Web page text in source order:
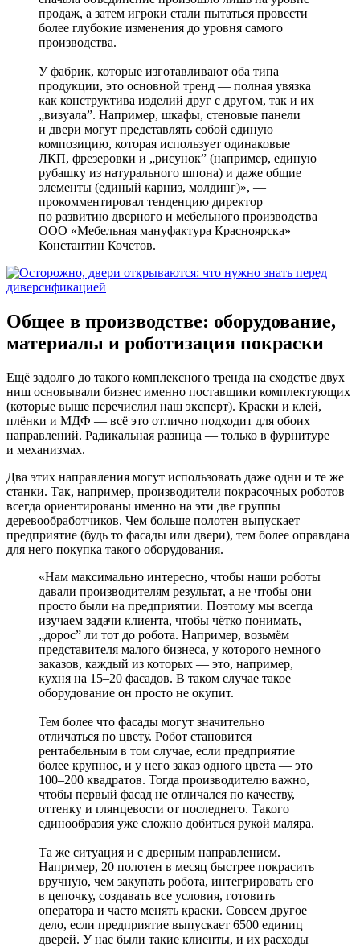
продаж, а затем игроки стали пытаться провести
более глубокие изменения до уровня самого
производства.
У фабрик, которые изготавливают оба типа
продукции, это основной тренд — полная увязка
как конструктива изделий друг с другом, так и их
„визуала”. Например, шкафы, стеновые панели
и двери могут представлять собой единую
композицию, которая использует одинаковые
ЛКП, фрезеровки и „рисунок” (например, единую
рубашку из натурального шпона) и даже общие
элементы (единый карниз, молдинг)», —
прокомментировал тенденцию директор
по развитию дверного и мебельного производства
ООО «Мебельная мануфактура Красноярска»
Константин Кочетов.
Общее в производстве: оборудование,
материалы и роботизация покраски
Ещё задолго до такого комплексного тренда на сходстве двух
ниш основывали бизнес именно поставщики комплектующих
(которые выше перечислил наш эксперт). Краски и клей,
плёнки и МДФ — всё это отлично подходит для обоих
направлений. Радикальная разница — только в фурнитуре
и механизмах.
Два этих направления могут использовать даже одни и те же
станки. Так, например, производители покрасочных роботов
всегда ориентированы именно на эти две группы
деревообработчиков. Чем больше полотен выпускает
предприятие (будь то фасады или двери), тем более оправдана
для него покупка такого оборудования.
«Нам максимально интересно, чтобы наши роботы
давали производителям результат, а не чтобы они
просто были на предприятии. Поэтому мы всегда
изучаем задачи клиента, чтобы чётко понимать,
„дорос” ли тот до робота. Например, возьмём
представителя малого бизнеса, у которого немного
заказов, каждый из которых — это, например,
кухня на 15–20 фасадов. В таком случае такое
оборудование он просто не окупит.
Тем более что фасады могут значительно
отличаться по цвету. Робот становится
рентабельным в том случае, если предприятие
более крупное, и у него заказ одного цвета — это
100–200 квадратов. Тогда производителю важно,
чтобы первый фасад не отличался по качеству,
оттенку и глянцевости от последнего. Такого
единообразия уже сложно добиться рукой маляра.
Та же ситуация и с дверным направлением.
Например, 20 полотен в месяц быстрее покрасить
вручную, чем закупать робота, интегрировать его
в цепочку, создавать все условия, готовить
оператора и часто менять краски. Совсем другое
дело, если предприятие выпускает 6500 единиц
дверей. У нас были такие клиенты, и их расходы